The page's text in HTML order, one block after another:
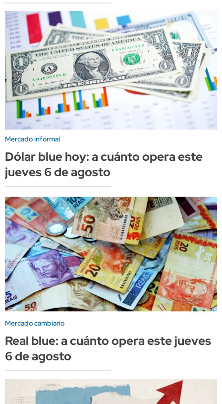
Mercado informal
Dólar blue hoy: a cuánto opera este
jueves 6 de agosto
Mercado cambiario
Real blue: a cuánto opera este jueves
6 de agosto